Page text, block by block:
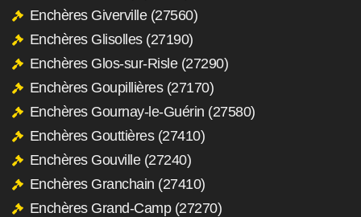
Enchères Giverville (27560)
Enchères Glisolles (27190)
Enchères Glos-sur-Risle (27290)
Enchères Goupillières (27170)
Enchères Gournay-le-Guérin (27580)
Enchères Gouttières (27410)
Enchères Gouville (27240)
Enchères Granchain (27410)
Enchères Grand-Camp (27270)